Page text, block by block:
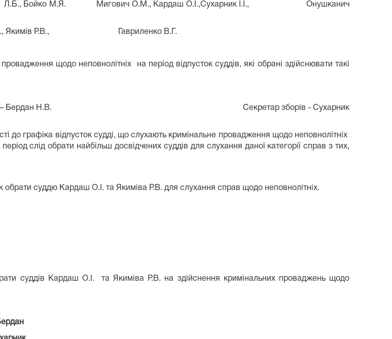
Л.Б., Бойко М.Я. Мигович О.М., Кардаш О.І.,Сухарник І.І.,
Онушканич
Якимів Р.В., Гавриленко В.Г.
щодо неповнолітніх
на період відпусток суддів, які обрані здійснювати такі
– Бердан Н.В.
Секретар зборів - Сухарник
до графіка відпусток судді, що слухають кримінальне провадження щодо неповнолітніх
слід обрати найбільш досвідчених суддів для слухання даної категорії справ з тих,
суддю Кардаш О.І. та Якиміва Р.В. для слухання справ щодо неповнолітніх.
суддів Кардаш О.І.
та Якиміва Р.В. на здійснення кримінальних проваджень щодо